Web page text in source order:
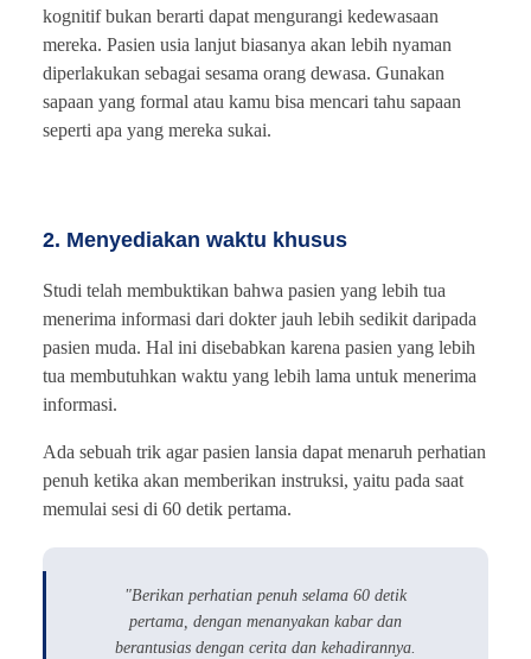
kognitif bukan berarti dapat mengurangi kedewasaan
mereka. Pasien usia lanjut biasanya akan lebih nyaman
diperlakukan sebagai sesama orang dewasa. Gunakan
sapaan yang formal atau kamu bisa mencari tahu sapaan
seperti apa yang mereka sukai.
2. Menyediakan waktu khusus
Studi telah membuktikan bahwa pasien yang lebih tua
menerima informasi dari dokter jauh lebih sedikit daripada
pasien muda. Hal ini disebabkan karena pasien yang lebih
tua membutuhkan waktu yang lebih lama untuk menerima
informasi.
Ada sebuah trik agar pasien lansia dapat menaruh perhatian
penuh ketika akan memberikan instruksi, yaitu pada saat
memulai sesi di 60 detik pertama.
"Berikan perhatian penuh selama 60 detik
pertama, dengan menanyakan kabar dan
berantusias dengan cerita dan kehadirannya.